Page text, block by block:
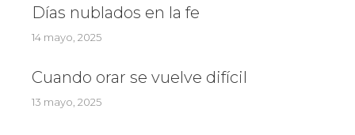
Días nublados en la fe
14 mayo, 2025
Cuando orar se vuelve difícil
13 mayo, 2025